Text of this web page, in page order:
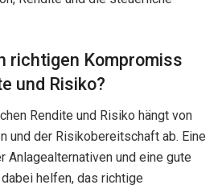
richtigen Kompromiss
und Risiko?
Rendite und Risiko hängt von
und der Risikobereitschaft ab. Eine
Anlagealternativen und eine gute
helfen, das richtige